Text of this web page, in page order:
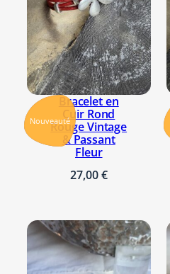
Nouveauté
Bracelet en
Cuir Rond
Rouge Vintage
& Passant
Fleur
27,00€